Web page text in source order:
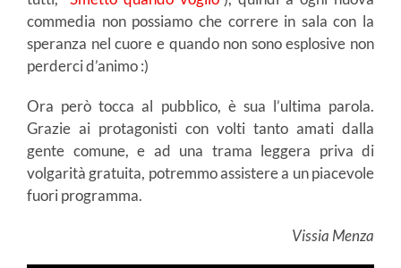
commedia non possiamo che correre in sala con la
speranza nel cuore e quando non sono esplosive non
perderci d’animo :)
Ora però tocca al pubblico, è sua l’ultima parola.
Grazie ai protagonisti con volti tanto amati dalla
gente comune, e ad una trama leggera priva di
volgarità gratuita, potremmo assistere a un piacevole
fuori programma.
Vissia Menza